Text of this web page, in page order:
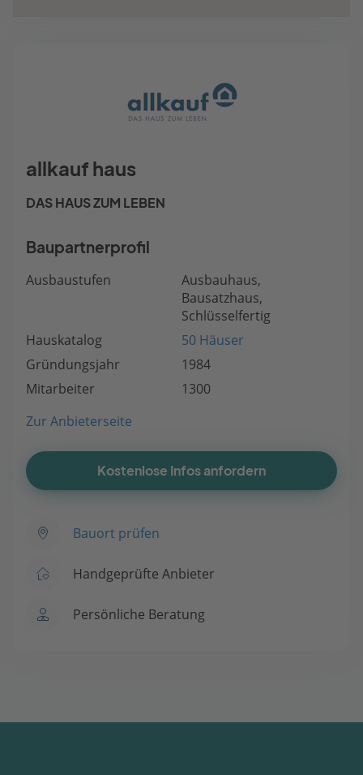
allkauf haus
DAS HAUS ZUM LEBEN
Baupartnerprofil
Ausbaustufen
Ausbauhaus,
Bausatzhaus,
Schlüsselfertig
Hauskatalog
50 Häuser
Gründungsjahr
1984
Mitarbeiter
1300
Zur Anbieterseite
Kostenlose Infos anfordern
Bauort prüfen
Handgeprüfte Anbieter
Persönliche Beratung